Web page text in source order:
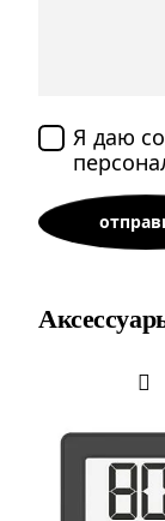
Я даю